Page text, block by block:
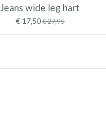
Jeans wide leg hart
€ 17,50€ 27,95